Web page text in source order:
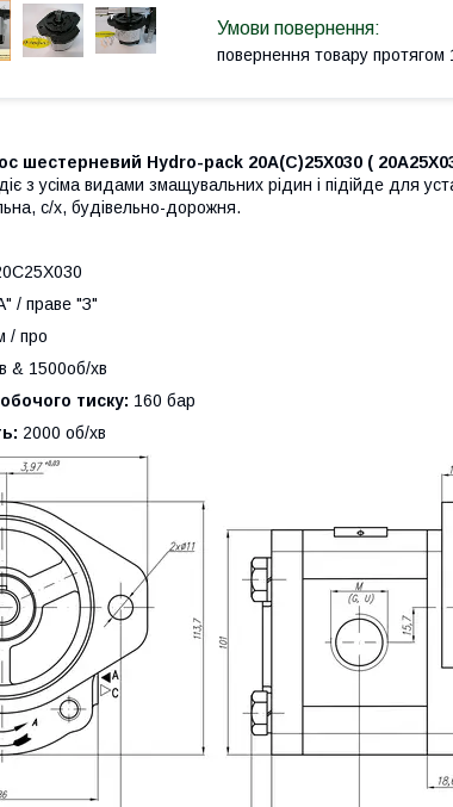
повернення товару протягом
шестерневий Hydro-pack 20A(C)25X030 (
з усіма видами змащувальних рідин і підійде для
с/х, будівельно-дорожня.
/ праве "З"
/ про
& 1500об/хв
тиску: 160 бар
2000 об/хв